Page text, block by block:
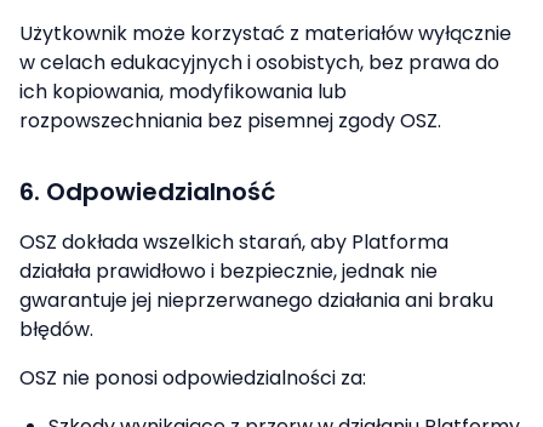
Użytkownik może korzystać z materiałów wyłącznie
w celach edukacyjnych i osobistych, bez prawa do
ich kopiowania, modyfikowania lub
rozpowszechniania bez pisemnej zgody OSZ.
6. Odpowiedzialność
OSZ dokłada wszelkich starań, aby Platforma
działała prawidłowo i bezpiecznie, jednak nie
gwarantuje jej nieprzerwanego działania ani braku
błędów.
OSZ nie ponosi odpowiedzialności za: